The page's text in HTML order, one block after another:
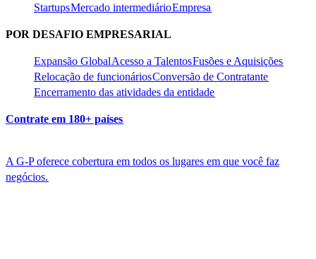
Startups​​Mercado intermediário​​Empresa​​
POR DESAFIO EMPRESARIAL​​
Expansão Global​​Acesso a Talentos​​Fusões e Aquisições​​
Relocação de funcionários​​Conversão de Contratante​​
Encerramento das atividades da entidade​​
Contrate em 180+ países​​
A G-P oferece cobertura em todos os lugares em que você faz
negócios.​​